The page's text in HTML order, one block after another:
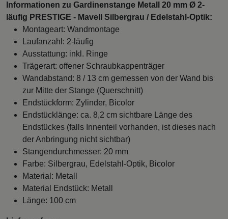
Informationen zu Gardinenstange Metall 20 mm Ø 2-
läufig PRESTIGE - Mavell Silbergrau / Edelstahl-Optik:
Montageart: Wandmontage
Laufanzahl: 2-läufig
Ausstattung: inkl. Ringe
Trägerart: offener Schraubkappenträger
Wandabstand: 8 / 13 cm gemessen von der Wand bis
zur Mitte der Stange (Querschnitt)
Endstückform: Zylinder, Bicolor
Endstücklänge: ca. 8,2 cm sichtbare Länge des
Endstückes (falls Innenteil vorhanden, ist dieses nach
der Anbringung nicht sichtbar)
Stangendurchmesser: 20 mm
Farbe: Silbergrau, Edelstahl-Optik, Bicolor
Material: Metall
Material Endstück: Metall
Länge: 100 cm